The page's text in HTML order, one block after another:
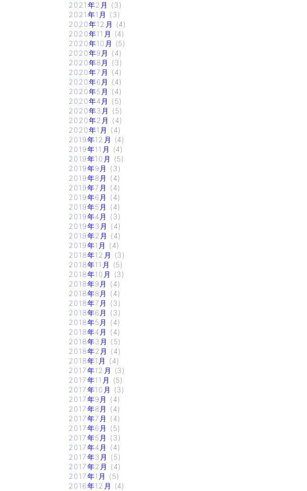
2021年2月
(3)
2021年1月
(3)
2020年12月
(4)
2020年11月
(4)
2020年10月
(5)
2020年9月
(4)
2020年8月
(3)
2020年7月
(4)
2020年6月
(4)
2020年5月
(4)
2020年4月
(5)
2020年3月
(5)
2020年2月
(4)
2020年1月
(4)
2019年12月
(4)
2019年11月
(4)
2019年10月
(5)
2019年9月
(3)
2019年8月
(4)
2019年7月
(4)
2019年6月
(4)
2019年5月
(4)
2019年4月
(3)
2019年3月
(4)
2019年2月
(4)
2019年1月
(4)
2018年12月
(3)
2018年11月
(5)
2018年10月
(3)
2018年9月
(4)
2018年8月
(4)
2018年7月
(3)
2018年6月
(3)
2018年5月
(4)
2018年4月
(4)
2018年3月
(5)
2018年2月
(4)
2018年1月
(4)
2017年12月
(3)
2017年11月
(5)
2017年10月
(3)
2017年9月
(4)
2017年8月
(4)
2017年7月
(4)
2017年6月
(5)
2017年5月
(3)
2017年4月
(4)
2017年3月
(5)
2017年2月
(4)
2017年1月
(5)
2016年12月
(4)